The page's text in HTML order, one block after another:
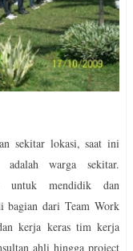
sekitar lokasi, saat ini
warga sekitar.
untuk mendidik dan
bagian dari Team Work
kerja keras tim kerja
ahli hingga project